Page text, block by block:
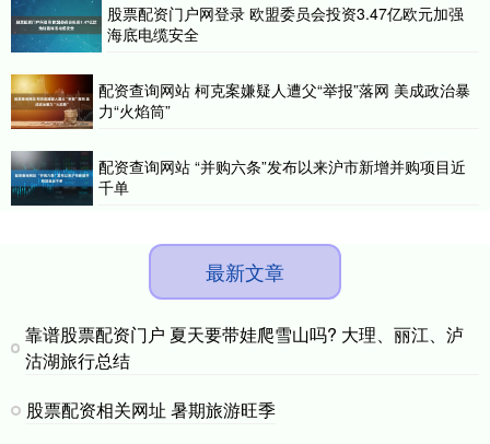
股票配资门户网登录 欧盟委员会投资3.47亿欧元加强
海底电缆安全
配资查询网站 柯克案嫌疑人遭父“举报”落网 美成政治暴
力“火焰筒”
配资查询网站 “并购六条”发布以来沪市新增并购项目近
千单
最新文章
靠谱股票配资门户 夏天要带娃爬雪山吗? 大理、丽江、泸
沽湖旅行总结
股票配资相关网址 暑期旅游旺季